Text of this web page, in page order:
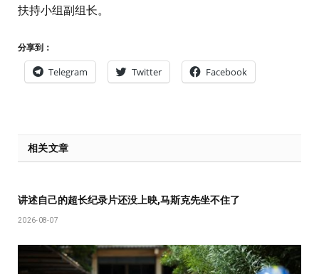
扶持小组副组长。
分享到：
Telegram Twitter Facebook
相关文章
讲述自己的超长纪录片还没上映,马斯克先坐不住了
2026-08-07